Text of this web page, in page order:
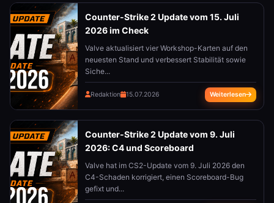
Counter-Strike 2 Update vom 15. Juli
2026 im Check
Valve aktualisiert vier Workshop-Karten auf den
neuesten Stand und verbessert Stabilität sowie
Siche...
Redaktion 15.07.2026 Weiterlesen
Counter-Strike 2 Update vom 9. Juli
2026: C4 und Scoreboard
Valve hat im CS2-Update vom 9. Juli 2026 den
C4-Schaden korrigiert, einen Scoreboard-Bug
gefixt und...